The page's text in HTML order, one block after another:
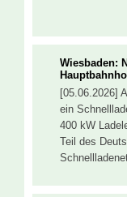
Wiesbaden:
[05.06.2026]
ein
400 kW
Teil des